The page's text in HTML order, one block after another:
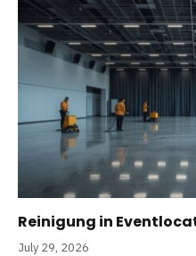
Reinigung in
July 29, 2026